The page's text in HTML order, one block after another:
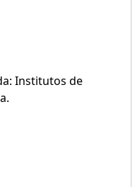
Institutos de